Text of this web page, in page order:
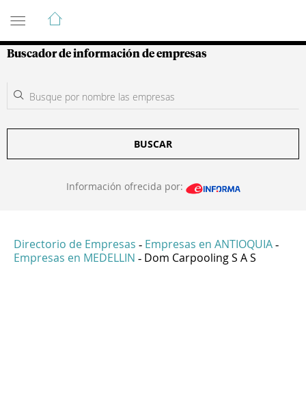
Guía de Empresas Colombianas
Buscador de información de empresas
BUSCAR
Información ofrecida por:
Directorio de Empresas - Empresas en ANTIOQUIA -
Empresas en MEDELLIN - Dom Carpooling S A S